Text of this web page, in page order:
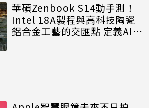
華碩Zenbook S14動手測！
Intel 18A製程與高科技陶瓷
鋁合金工藝的交匯點 定義AI